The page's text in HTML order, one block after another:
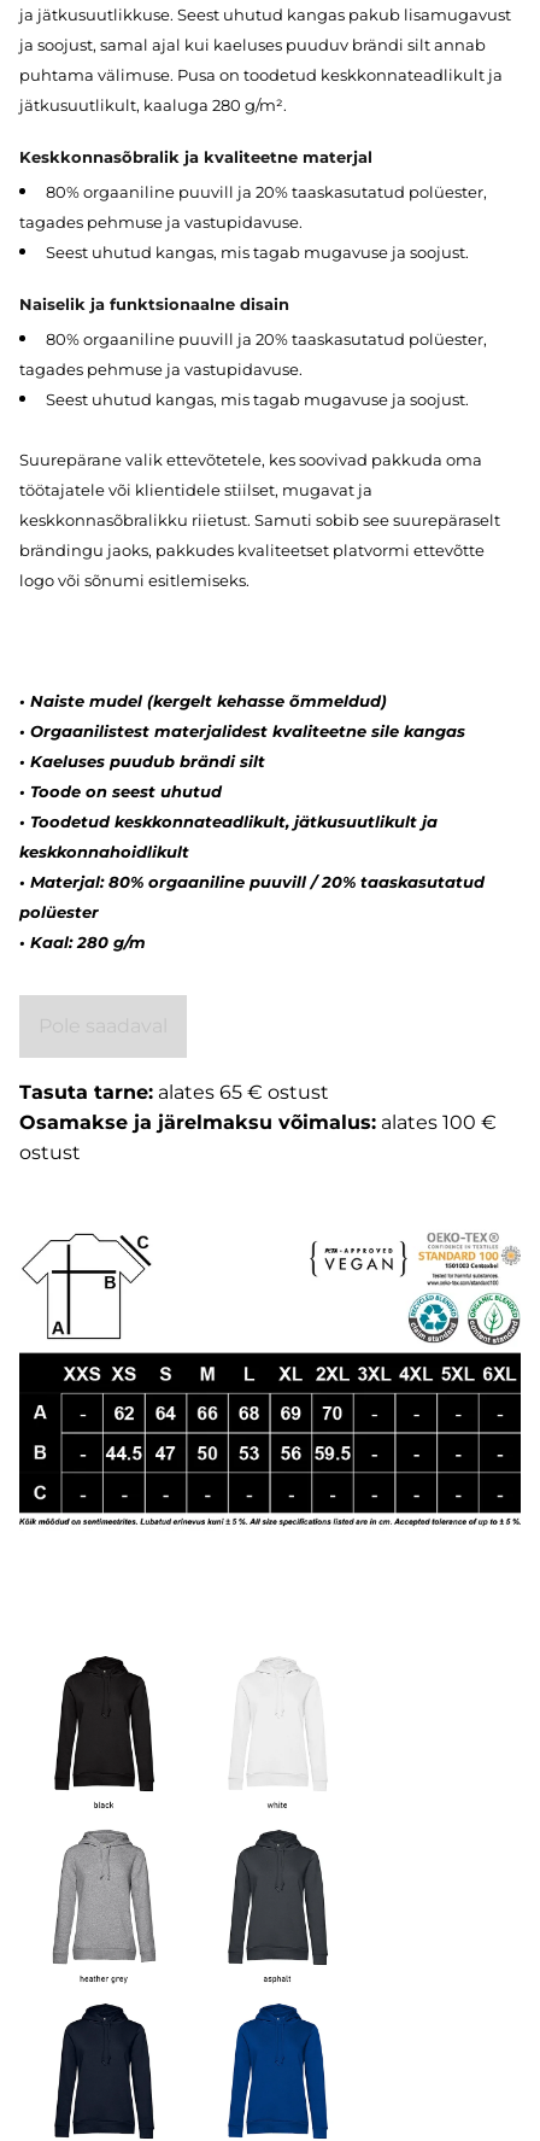
ja jätkusuutlikkuse. Seest uhutud kangas pakub lisamugavust
ja soojust, samal ajal kui kaeluses puuduv brändi silt annab
puhtama välimuse. Pusa on toodetud keskkonnateadlikult ja
jätkusuutlikult, kaaluga 280 g/m².
Keskkonnasõbralik ja kvaliteetne materjal
80% orgaaniline puuvill ja 20% taaskasutatud polüester,
tagades pehmuse ja vastupidavuse.
Seest uhutud kangas, mis tagab mugavuse ja soojust.
Naiselik ja funktsionaalne disain
80% orgaaniline puuvill ja 20% taaskasutatud polüester,
tagades pehmuse ja vastupidavuse.
Seest uhutud kangas, mis tagab mugavuse ja soojust.
Suurepärane valik ettevõtetele, kes soovivad pakkuda oma
töötajatele või klientidele stiilset, mugavat ja
keskkonnasõbralikku riietust. Samuti sobib see suurepäraselt
brändingu jaoks, pakkudes kvaliteetset platvormi ettevõtte
logo või sõnumi esitlemiseks.
• Naiste mudel (kergelt kehasse õmmeldud)
• Orgaanilistest materjalidest kvaliteetne sile kangas
• Kaeluses puudub brändi silt
• Toode on seest uhutud
• Toodetud keskkonnateadlikult, jätkusuutlikult ja
keskkonnahoidlikult
• Materjal:80% orgaaniline puuvill / 20% taaskasutatud
polüester
• Kaal: 280 g/m
Tasuta tarne: alates 65 € ostust
Osamakse ja järelmaksu võimalus: alates 100 €
ostust